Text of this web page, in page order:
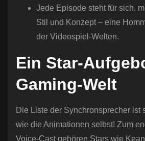
Jede Episode steht für sich,
Stil und Konzept – eine
der Videospiel-Welten.
Ein Star-
Gaming-Welt
Die Liste der Synchronsprecher ist
wie die Animationen selbst! Zum
Voice-Cast gehören Stars wie